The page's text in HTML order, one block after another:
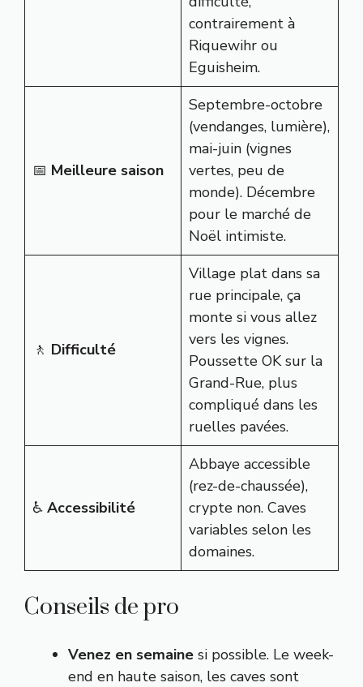
contrairement à
Riquewihr ou
Eguisheim.
📅 Meilleure saison
Septembre-octobre
(vendanges, lumière),
mai-juin (vignes
vertes, peu de
monde). Décembre
pour le marché de
Noël intimiste.
🚶 Difficulté
Village plat dans sa
rue principale, ça
monte si vous allez
vers les vignes.
Poussette OK sur la
Grand-Rue, plus
compliqué dans les
ruelles pavées.
♿ Accessibilité
Abbaye accessible
(rez-de-chaussée),
crypte non. Caves
variables selon les
domaines.
Conseils de pro
Venez en semaine si possible. Le week-
end en haute saison, les caves sont